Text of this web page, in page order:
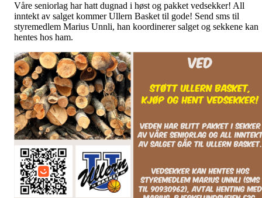
Våre seniorlag har hatt dugnad i høst og pakket vedsekker! All
inntekt av salget kommer Ullern Basket til gode! Send sms til
styremedlem Marius Unnli, han koordinerer salget og sekkene kan
hentes hos ham.